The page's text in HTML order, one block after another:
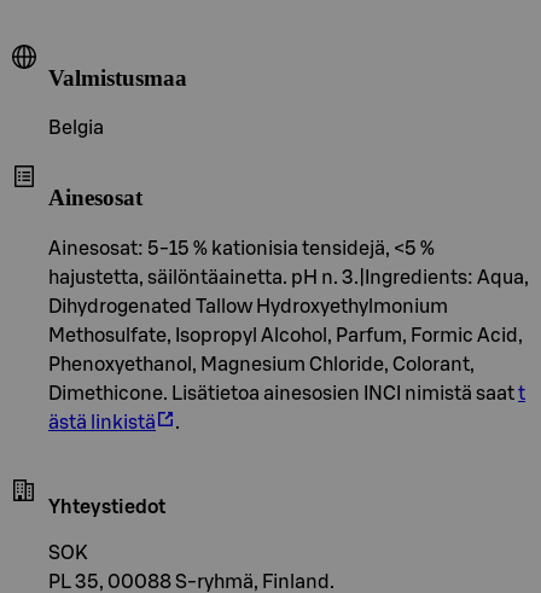
Valmistusmaa
Belgia
Ainesosat
Ainesosat: 5-15 % kationisia tensidejä, <5 %
hajustetta, säilöntäainetta. pH n. 3.|Ingredients: Aqua,
Dihydrogenated Tallow Hydroxyethylmonium
Methosulfate, Isopropyl Alcohol, Parfum, Formic Acid,
Phenoxyethanol, Magnesium Chloride, Colorant,
Dimethicone. Lisätietoa ainesosien INCI nimistä saatt
ästä linkistä
.
Yhteystiedot
SOK
PL 35, 00088 S-ryhmä, Finland.